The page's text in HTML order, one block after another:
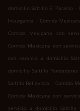
domicilio Saltillo El Paraíso .
Insurgente . Comida
Comida Mexicana con
Comida Mexicana con
con servicio a domicilio
domicilio Saltillo Fundadores
Saltillo Bellavista . Comida
Comida Mexicana con
servicio a domicilio Saltillo